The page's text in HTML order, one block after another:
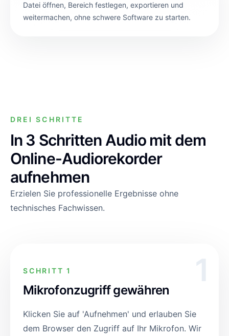
Datei öffnen, Bereich festlegen, exportieren und
weitermachen, ohne schwere Software zu starten.
DREI SCHRITTE
In 3 Schritten Audio mit dem
Online-Audiorekorder
aufnehmen
Erzielen Sie professionelle Ergebnisse ohne
technisches Fachwissen.
SCHRITT 1
Mikrofonzugriff gewähren
Klicken Sie auf 'Aufnehmen' und erlauben Sie
dem Browser den Zugriff auf Ihr Mikrofon. Wir